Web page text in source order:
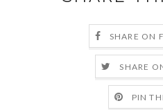
SHARE ON
SHARE
PIN